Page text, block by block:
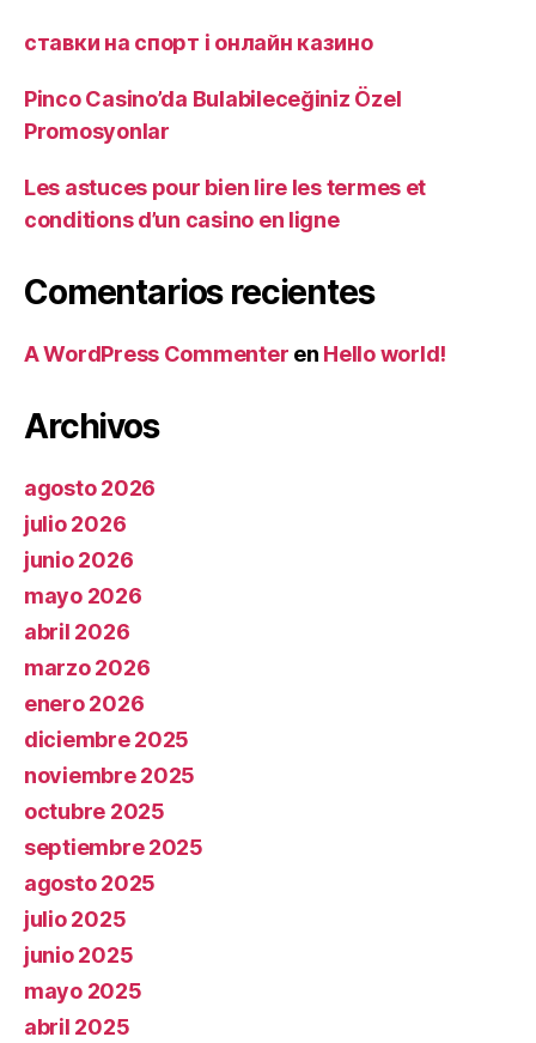
ставки на спорт і онлайн казино ️
Pinco Casino’da Bulabileceğiniz Özel
Promosyonlar
Les astuces pour bien lire les termes et
conditions d’un casino en ligne
Comentarios recientes
A WordPress Commenter en Hello world!
Archivos
agosto 2026
julio 2026
junio 2026
mayo 2026
abril 2026
marzo 2026
enero 2026
diciembre 2025
noviembre 2025
octubre 2025
septiembre 2025
agosto 2025
julio 2025
junio 2025
mayo 2025
abril 2025